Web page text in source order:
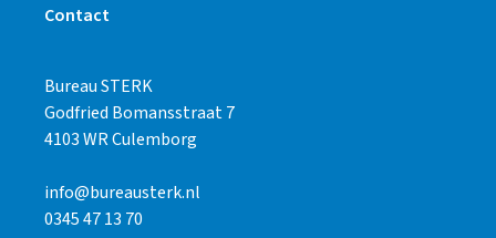
Contact
Bureau STERK
Godfried Bomansstraat 7
4103 WR Culemborg
info@bureausterk.nl
0345 47 13 70